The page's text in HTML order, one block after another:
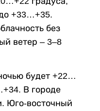
+33…+35.
без
ветер – 3–8
будет +22…
В городе
Юго-восточный